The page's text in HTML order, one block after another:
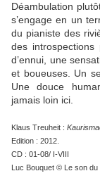
Déambulation
s’engage en un
du pianiste des
des
d’ennui, une
et boueuses. Un
Une douce
jamais loin ici.
Klaus Treuheit :
Edition : 2012.
CD : 01-08/ I-VIII
Luc Bouquet © Le son du